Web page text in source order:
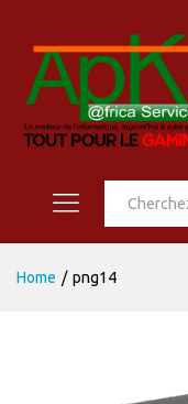
Home / png14